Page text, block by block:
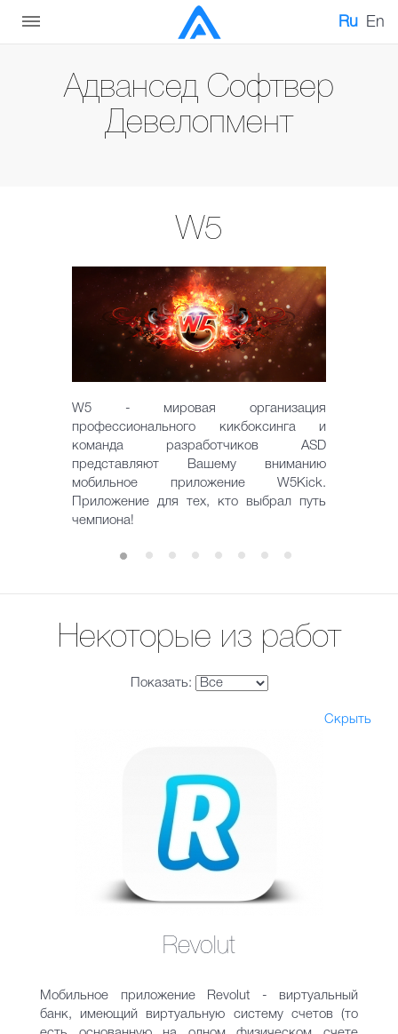
Ru En
Адвансед Софтвер
Девелопмент
W5
W5 - мировая организация
профессионального кикбоксинга и
команда разработчиков ASD
представляют Вашему вниманию
мобильное приложение W5Kick.
Приложение для тех, кто выбрал путь
чемпиона!
Некоторые из работ
Показать:
Скрыть
Revolut
Мобильное приложение Revolut - виртуальный
банк, имеющий виртуальную систему счетов (то